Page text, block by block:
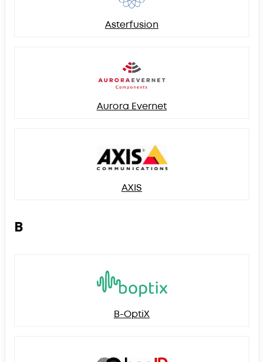
Asterfusion
Aurora Evernet
AXIS
B
B-OptiX